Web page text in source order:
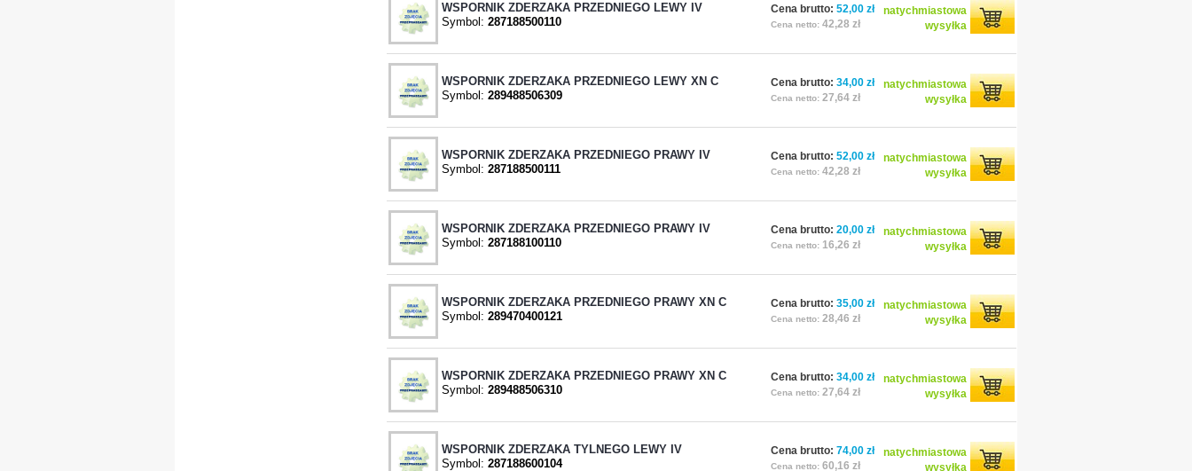
WSPORNIK ZDERZAKA PRZEDNIEGO LEWY IV
Symbol: 287188500110
Cena brutto: 52,00 zł
Cena netto: 42,28 zł
natychmiastowa
wysyłka
WSPORNIK ZDERZAKA PRZEDNIEGO LEWY XN C
Symbol: 289488506309
Cena brutto: 34,00 zł
Cena netto: 27,64 zł
natychmiastowa
wysyłka
WSPORNIK ZDERZAKA PRZEDNIEGO PRAWY IV
Symbol: 287188500111
Cena brutto: 52,00 zł
Cena netto: 42,28 zł
natychmiastowa
wysyłka
WSPORNIK ZDERZAKA PRZEDNIEGO PRAWY IV
Symbol: 287188100110
Cena brutto: 20,00 zł
Cena netto: 16,26 zł
natychmiastowa
wysyłka
WSPORNIK ZDERZAKA PRZEDNIEGO PRAWY XN C
Symbol: 289470400121
Cena brutto: 35,00 zł
Cena netto: 28,46 zł
natychmiastowa
wysyłka
WSPORNIK ZDERZAKA PRZEDNIEGO PRAWY XN C
Symbol: 289488506310
Cena brutto: 34,00 zł
Cena netto: 27,64 zł
natychmiastowa
wysyłka
WSPORNIK ZDERZAKA TYLNEGO LEWY IV
Symbol: 287188600104
Cena brutto: 74,00 zł
Cena netto: 60,16 zł
natychmiastowa
wysyłka